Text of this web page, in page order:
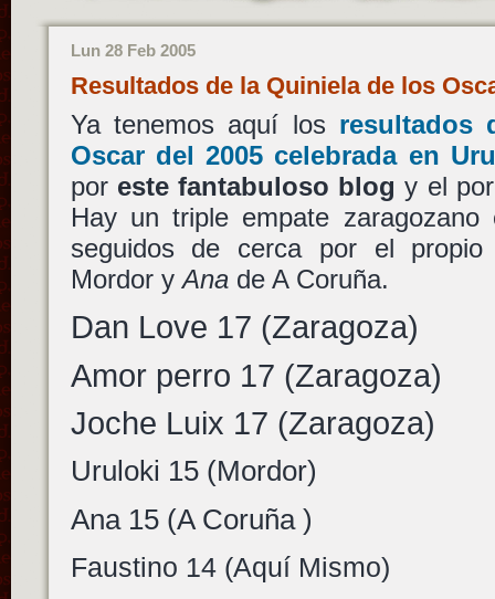
Lun 28 Feb 2005
Resultados de la Quiniela de los
Ya tenemos aquí los resultados
Oscar del 2005 celebrada en
por este fantabuloso blog y el
Hay un triple empate
seguidos de cerca por el
Mordor yAna de A Coruña.
Dan Love 17 (Zaragoza)
Amor perro 17 (Zaragoza)
Joche Luix 17 (Zaragoza)
Uruloki 15 (Mordor)
Ana 15 (A Coruña )
Faustino 14 (Aquí Mismo)